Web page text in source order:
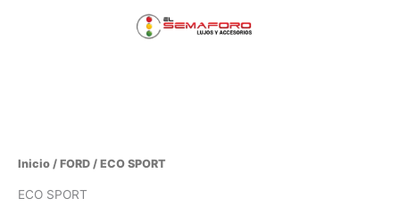
Menú
Inicio / FORD / ECO SPORT
ECO SPORT